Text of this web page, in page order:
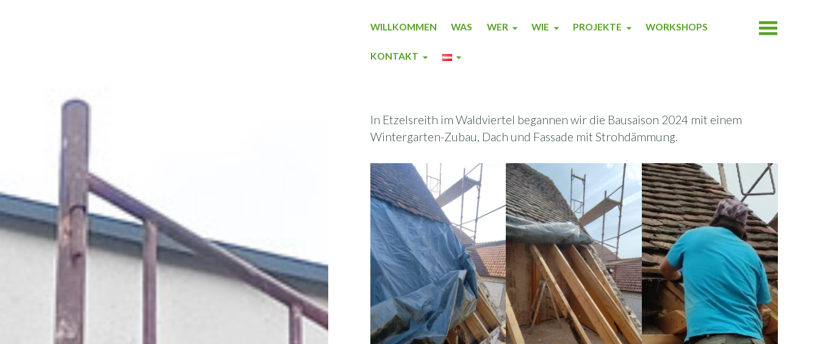
WILLKOMMEN WAS WER WIE PROJEKTE WORKSHOPS
KONTAKT
In Etzelsreith im Waldviertel begannen wir die Bausaison 2024 mit einem
Wintergarten-Zubau, Dach und Fassade mit Strohdämmung.